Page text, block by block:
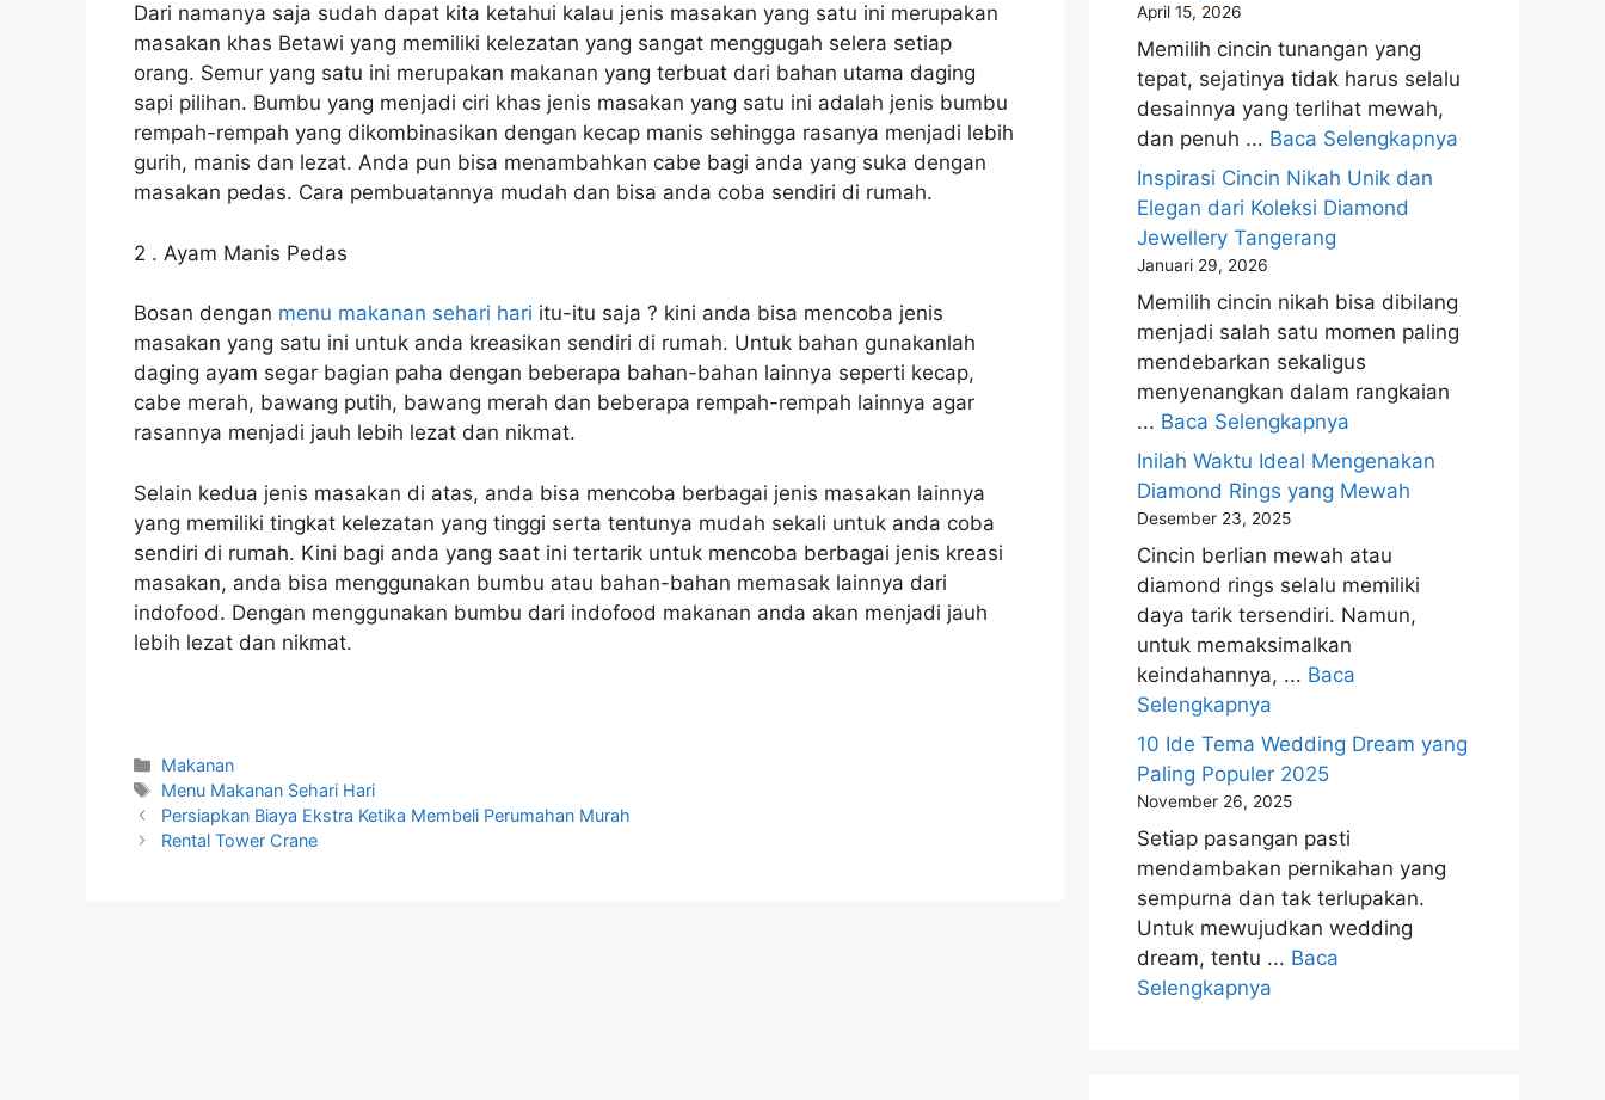
Dari namanya saja sudah dapat kita ketahui kalau jenis masakan yang satu ini merupakan
masakan khas Betawi yang memiliki kelezatan yang sangat menggugah selera setiap
orang. Semur yang satu ini merupakan makanan yang terbuat dari bahan utama daging
sapi pilihan. Bumbu yang menjadi ciri khas jenis masakan yang satu ini adalah jenis bumbu
rempah-rempah yang dikombinasikan dengan kecap manis sehingga rasanya menjadi lebih
gurih, manis dan lezat. Anda pun bisa menambahkan cabe bagi anda yang suka dengan
masakan pedas. Cara pembuatannya mudah dan bisa anda coba sendiri di rumah.
2 . Ayam Manis Pedas
Bosan dengan menu makanan sehari hari itu-itu saja ? kini anda bisa mencoba jenis
masakan yang satu ini untuk anda kreasikan sendiri di rumah. Untuk bahan gunakanlah
daging ayam segar bagian paha dengan beberapa bahan-bahan lainnya seperti kecap,
cabe merah, bawang putih, bawang merah dan beberapa rempah-rempah lainnya agar
rasannya menjadi jauh lebih lezat dan nikmat.
Selain kedua jenis masakan di atas, anda bisa mencoba berbagai jenis masakan lainnya
yang memiliki tingkat kelezatan yang tinggi serta tentunya mudah sekali untuk anda coba
sendiri di rumah. Kini bagi anda yang saat ini tertarik untuk mencoba berbagai jenis kreasi
masakan, anda bisa menggunakan bumbu atau bahan-bahan memasak lainnya dari
indofood. Dengan menggunakan bumbu dari indofood makanan anda akan menjadi jauh
lebih lezat dan nikmat.
Kategori
Makanan
Tag
Menu Makanan Sehari Hari
Persiapkan Biaya Ekstra Ketika Membeli Perumahan Murah
Rental Tower Crane
April 15, 2026
Memilih cincin tunangan yang
tepat, sejatinya tidak harus selalu
desainnya yang terlihat mewah,
dan penuh ... Baca Selengkapnya
Inspirasi Cincin Nikah Unik dan
Elegan dari Koleksi Diamond
Jewellery Tangerang
Januari 29, 2026
Memilih cincin nikah bisa dibilang
menjadi salah satu momen paling
mendebarkan sekaligus
menyenangkan dalam rangkaian
... Baca Selengkapnya
Inilah Waktu Ideal Mengenakan
Diamond Rings yang Mewah
Desember 23, 2025
Cincin berlian mewah atau
diamond rings selalu memiliki
daya tarik tersendiri. Namun,
untuk memaksimalkan
keindahannya, ... Baca
Selengkapnya
10 Ide Tema Wedding Dream yang
Paling Populer 2025
November 26, 2025
Setiap pasangan pasti
mendambakan pernikahan yang
sempurna dan tak terlupakan.
Untuk mewujudkan wedding
dream, tentu ... Baca
Selengkapnya